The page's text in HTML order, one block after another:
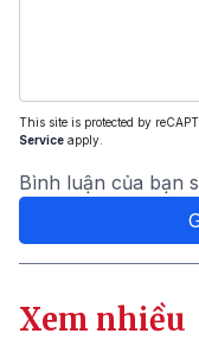
This site is protected by
Service apply.
Bình luận của bạn
Xem nhiều